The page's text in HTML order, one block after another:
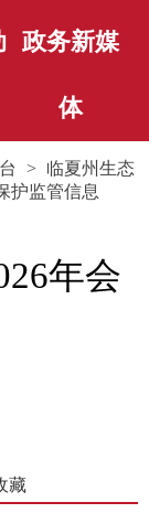
政务新媒
体
> 临夏州生态
护监管信息
年会
藏